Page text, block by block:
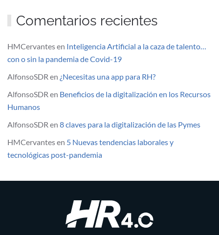
Comentarios recientes
HMCervantesen Inteligencia Artificial a la caza de talento…
con o sin la pandemia de Covid-19
AlfonsoSDR en ¿Necesitas una app para RH?
AlfonsoSDR en Beneficios de la digitalización en los Recursos
Humanos
AlfonsoSDR en 8 claves para la digitalización de las Pymes
HMCervantesen 5 Nuevas tendencias laborales y
tecnológicas post-pandemia